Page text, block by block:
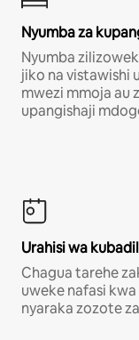
Nyumba za
Nyumba
jiko na vistawishi
mwezi mmoja au
upangishaji
Urahisi wa
Chagua tarehe
uweke nafasi
nyaraka zozote